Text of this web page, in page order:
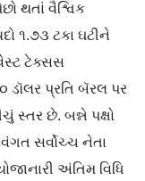
થતાં વૈશ્વિક
૧.૭૩ ટકા ઘટીને
ટેક્સસ
ડૉલર પ્રતિ બૅરલ પર
છે. બન્ને પક્ષો
સર્વોચ્ચ નેતા
અંતિમ વિધિ